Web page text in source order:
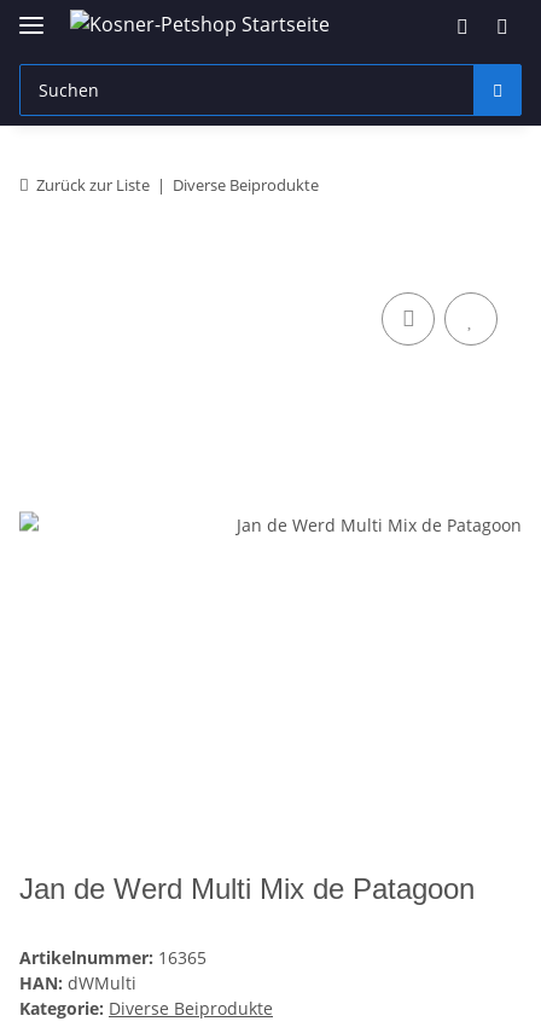
Zurück zur Liste Diverse Beiprodukte
Jan de Werd Multi Mix de Patagoon
Artikelnummer: 16365
HAN: dWMulti
Kategorie: Diverse Beiprodukte